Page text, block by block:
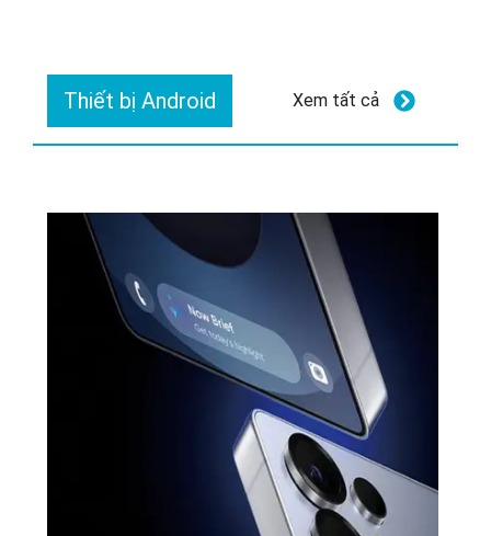
Thiết bị Android Xem tất cả